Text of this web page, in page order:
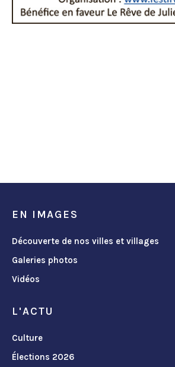
EN IMAGES
Découverte de nos villes et villages
Galeries photos
Vidéos
L'ACTU
Culture
Élections 2026